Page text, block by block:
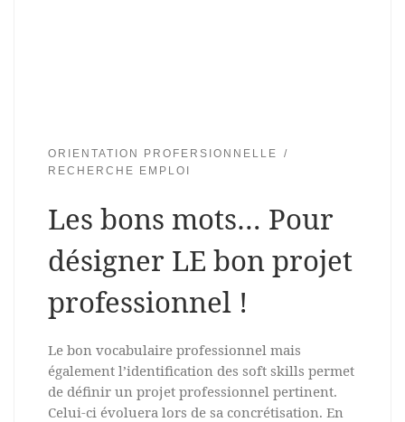
ORIENTATION PROFERSIONNELLE
RECHERCHE EMPLOI
Les bons mots… Pour
désigner LE bon projet
professionnel !
Le bon vocabulaire professionnel mais
également l’identification des soft skills permet
de définir un projet professionnel pertinent.
Celui-ci évoluera lors de sa concrétisation. En